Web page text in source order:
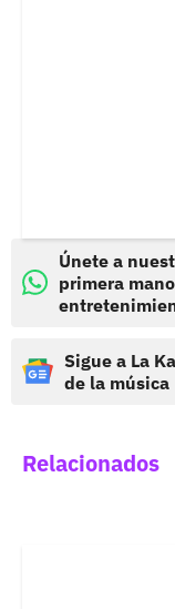
Únete a
primera
Sigue a La
de la música
Relacionados